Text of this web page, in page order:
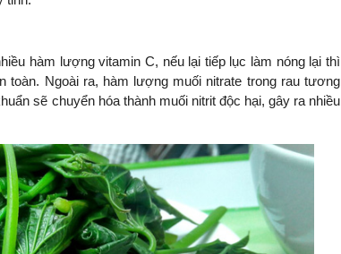
hàm lượng vitamin C, nếu lại tiếp lục làm nóng lại thì
toàn. Ngoài ra, hàm lượng muối nitrate trong rau tương
sẽ chuyển hóa thành muối nitrit độc hại, gây ra nhiều
Viện trưởng